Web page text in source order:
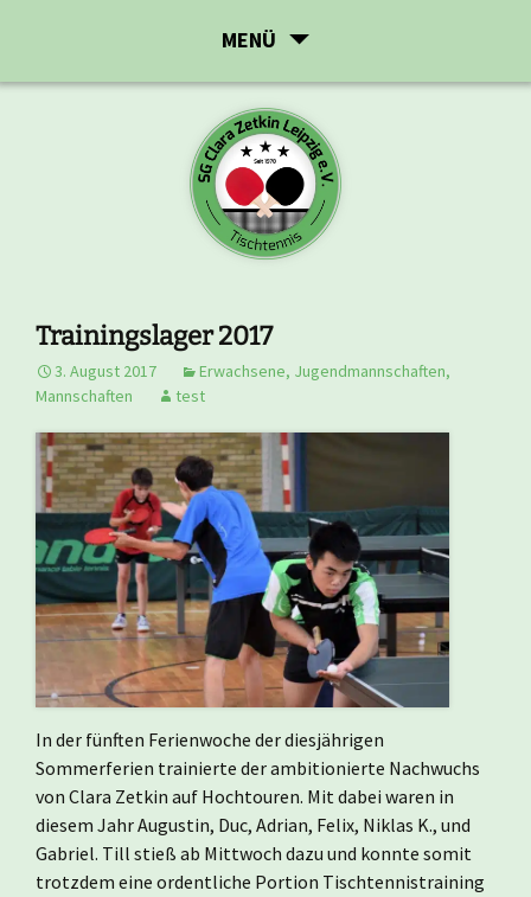
MENÜ
Trainingslager 2017
3. August 2017 Erwachsene, Jugendmannschaften,
Mannschaften
test
In der fünften Ferienwoche der diesjährigen
Sommerferien trainierte der ambitionierte Nachwuchs
von Clara Zetkin auf Hochtouren. Mit dabei waren in
diesem Jahr Augustin, Duc, Adrian, Felix, Niklas K., und
Gabriel. Till stieß ab Mittwoch dazu und konnte somit
trotzdem eine ordentliche Portion Tischtennistraining